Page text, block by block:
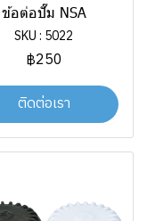
ข้อต่อปั๊ม NSA
SKU : 5022
฿250
ติดต่อเรา